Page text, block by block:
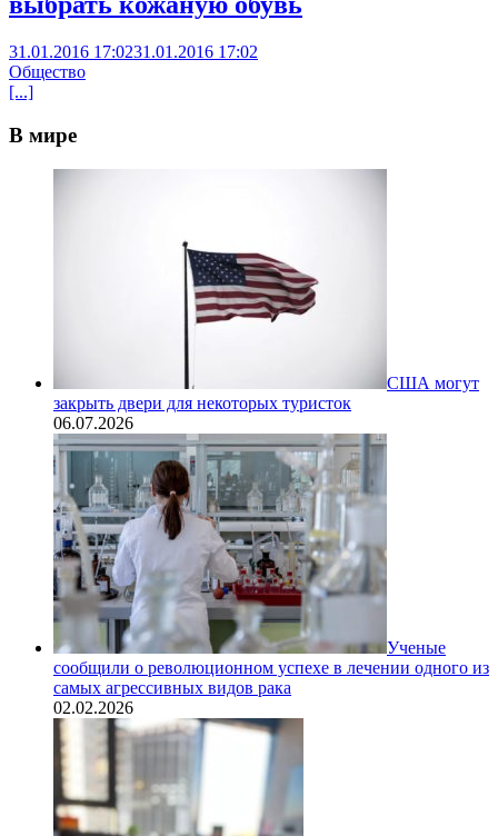
31.01.2016 17:0231.01.2016 17:02
Общество
[...]
В мире
США могут
закрыть двери для некоторых туристок
06.07.2026
Ученые
сообщили о революционном успехе в лечении одного из
самых агрессивных видов рака
02.02.2026